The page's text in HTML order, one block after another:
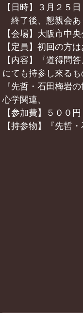
【日時】３月２５
終了後、懇親会
【会場】大阪市中
【定員】初回の方
【内容】『道得問
にても持参し來る
『先哲・石田梅岩
心学関連、
【参加費】５００円
【持参物】『先哲